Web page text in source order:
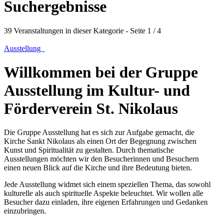
Suchergebnisse
39 Veranstaltungen in dieser Kategorie - Seite 1 / 4
Ausstellung
Willkommen bei der Gruppe
Ausstellung im Kultur- und
Förderverein St. Nikolaus
Die Gruppe Ausstellung hat es sich zur Aufgabe gemacht, die
Kirche Sankt Nikolaus als einen Ort der Begegnung zwischen
Kunst und Spiritualität zu gestalten. Durch thematische
Ausstellungen möchten wir den Besucherinnen und Besuchern
einen neuen Blick auf die Kirche und ihre Bedeutung bieten.
Jede Ausstellung widmet sich einem speziellen Thema, das sowohl
kulturelle als auch spirituelle Aspekte beleuchtet. Wir wollen alle
Besucher dazu einladen, ihre eigenen Erfahrungen und Gedanken
einzubringen.